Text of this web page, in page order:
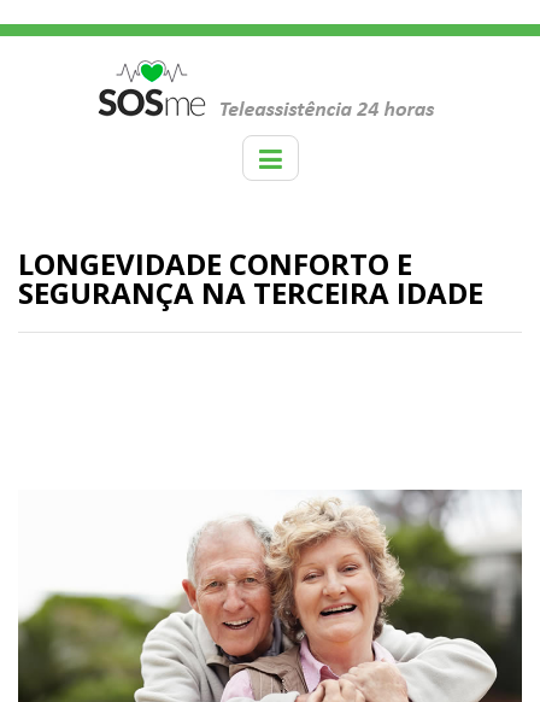
LONGEVIDADE CONFORTO E
SEGURANÇA NA TERCEIRA IDADE